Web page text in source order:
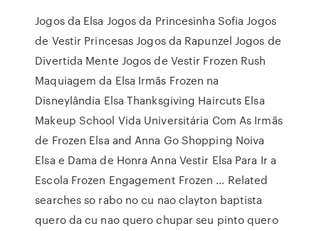
Jogos da Elsa Jogos da Princesinha Sofia Jogos
de Vestir Princesas Jogos da Rapunzel Jogos de
Divertida Mente Jogos de Vestir Frozen Rush
Maquiagem da Elsa Irmãs Frozen na
Disneylândia Elsa Thanksgiving Haircuts Elsa
Makeup School Vida Universitária Com As Irmãs
de Frozen Elsa and Anna Go Shopping Noiva
Elsa e Dama de Honra Anna Vestir Elsa Para Ir a
Escola Frozen Engagement Frozen … Related
searches so rabo no cu nao clayton baptista
quero da cu nao quero chupar seu pinto quero